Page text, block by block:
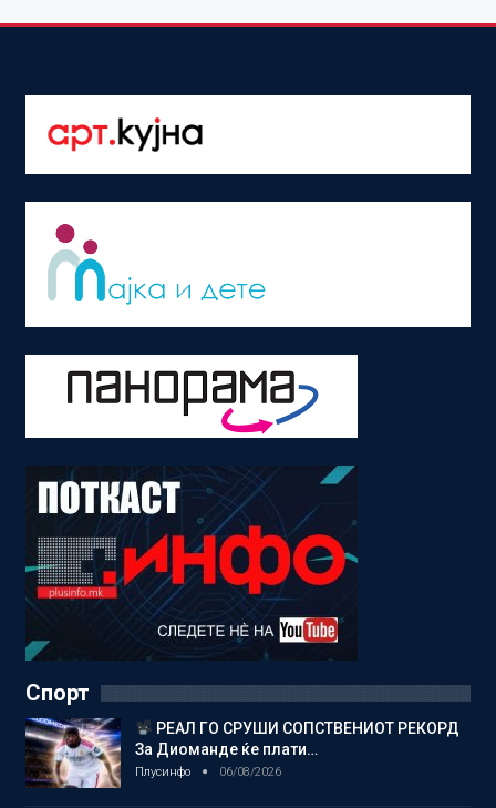
Спорт
РЕАЛ ГО СРУШИ СОПСТВЕНИОТ РЕКОРД
За Диоманде ќе плати…
Плусинфо 06/08/2026